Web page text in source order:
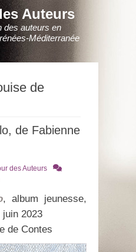
Auteurs
des auteurs en
Méditerranée
de
de Fabienne
des Auteurs
, album jeunesse,
2023
de Contes